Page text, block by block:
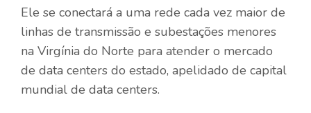
Ele se conectará a uma rede cada vez maior de
linhas de transmissão e subestações menores
na Virgínia do Norte para atender o mercado
de data centers do estado, apelidado de capital
mundial de data centers.